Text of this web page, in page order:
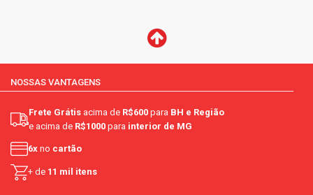
NOSSAS VANTAGENS
Frete Grátis acima de R$600 para BH e Região
e acima de R$1000 para interior de MG
6x no cartão
+ de 11 mil itens